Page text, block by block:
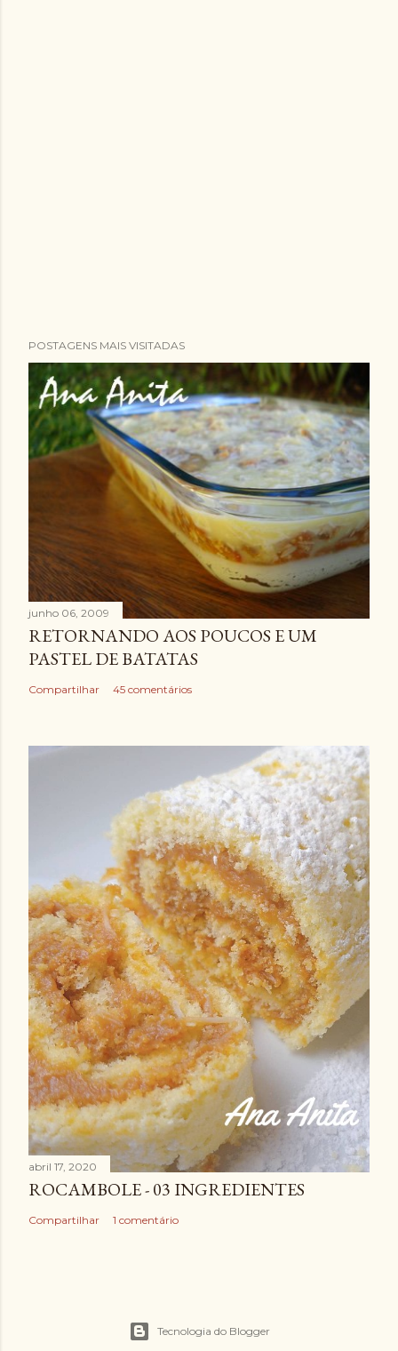
POSTAGENS MAIS VISITADAS
junho 06, 2009
RETORNANDO AOS POUCOS E UM
PASTEL DE BATATAS
Compartilhar 45 comentários
abril 17, 2020
ROCAMBOLE - 03 INGREDIENTES
Compartilhar 1 comentário
Tecnologia do Blogger